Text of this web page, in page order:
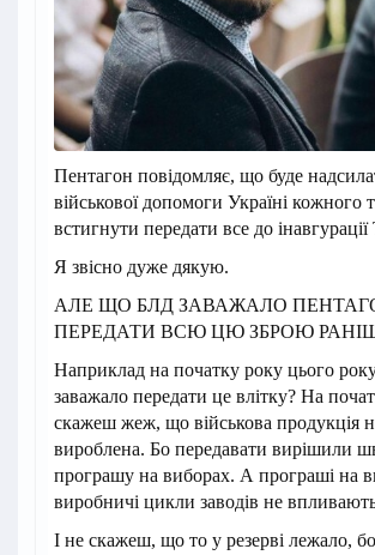
Пентагон повідомляє, що буде
військової допомоги Україні
встигнути передати все до
Я звісно дуже дякую.
АЛЕ ЩО БЛД ЗАВАЖАЛО
ПЕРЕДАТИ ВСЮ ЦЮ ЗБРОЮ
Наприклад на початку року цього
заважало передати це влітку? На
скажеш жеж, що військова продукція
вироблена. Бо передавати вирішили
програшу на виборах. А програші на
виробничі цикли заводів не
І не скажеш, що то у резерві лежало, бо